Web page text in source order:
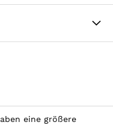
eine größere